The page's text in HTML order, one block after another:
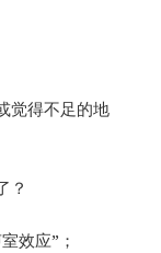
觉得不足的地
？
效应”；